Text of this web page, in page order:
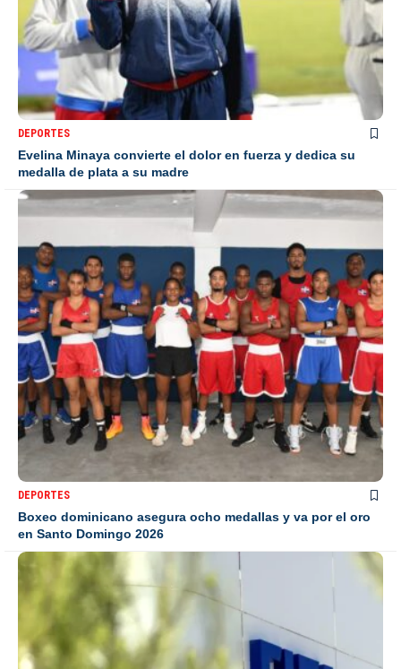
DEPORTES
Evelina Minaya convierte el dolor en fuerza y dedica su
medalla de plata a su madre
DEPORTES
Boxeo dominicano asegura ocho medallas y va por el oro
en Santo Domingo 2026